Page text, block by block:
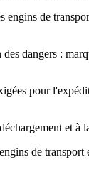
engins de
dangers :
pour
et à
de transport